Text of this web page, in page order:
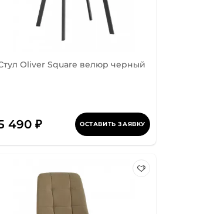
Oliver Square велюр черный
490 ₽ ОСТАВИТЬ ЗАЯВКУ